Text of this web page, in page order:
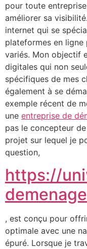
pour toute
améliorer sa
internet qui se
plateformes en ligne
variés. Mon objectif
digitales qui non
spécifiques de mes
également à se
exemple récent de
une entreprise de
pas le concepteur
projet sur lequel je
question,
https://
, est conçu pour
optimale avec une
épuré. Lorsque je